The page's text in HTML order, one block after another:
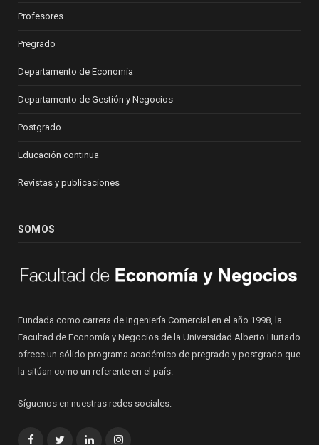
Profesores
Pregrado
Departamento de Economía
Departamento de Gestión y Negocios
Postgrado
Educación continua
Revistas y publicaciones
SOMOS
Fundada como carrera de Ingeniería Comercial en el año 1998, la
Facultad de Economía y Negocios de la Universidad Alberto Hurtado
ofrece un sólido programa académico de pregrado y postgrado que
la sitúan como un referente en el país.
Síguenos en nuestras redes sociales:
FacebookTwitterLinkedInInstagram